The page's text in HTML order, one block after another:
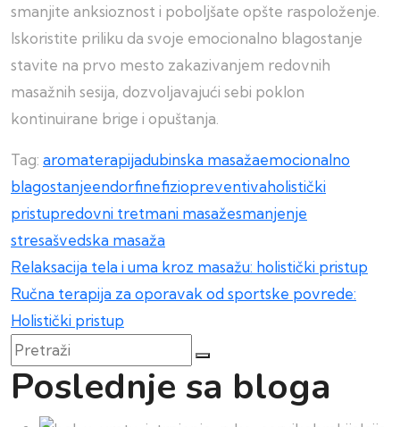
smanjite anksioznost i poboljšate opšte raspoloženje.
Iskoristite priliku da svoje emocionalno blagostanje
stavite na prvo mesto zakazivanjem redovnih
masažnih sesija, dozvoljavajući sebi poklon
kontinuirane brige i opuštanja.
Tag: aromaterapijadubinska masažaemocionalno
blagostanjeendorfinefiziopreventivaholistički
pristupredovni tretmani masažesmanjenje
stresašvedska masaža
Kretanje
članka
Relaksacija tela i uma kroz masažu: holistički pristup
Ručna terapija za oporavak od sportske povrede:
Holistički pristup
Pretraži
Poslednje sa bloga